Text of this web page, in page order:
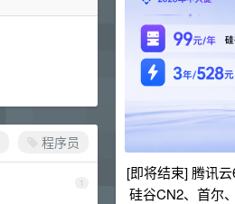
[即将结束] 腾讯云
硅谷CN2、首尔
程序员
1